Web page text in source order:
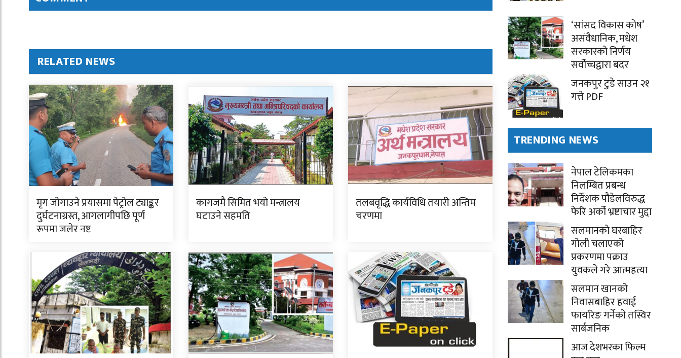
RELATED NEWS
मृग जोगाउने प्रयासमा पेट्रोल ट्याङ्कर
दुर्घटनाग्रस्त, आगलागीपछि पूर्ण
रूपमा जलेर नष्ट
कागजमै सिमित भयो मन्त्रालय
घटाउने सहमति
तलबवृद्धि कार्यविधि तयारी अन्तिम
चरणमा
‘सांसद विकास कोष’
असंवैधानिक, मधेश
सरकारको निर्णय
सर्वोच्चद्वारा बदर
जनकपुर टुडे साउन २१
गत्ते PDF
TRENDING NEWS
नेपाल टेलिकमका
निलम्बित प्रबन्ध
निर्देशक पौडेलविरुद्ध
फेरि अर्को भ्रष्टाचार मुद्दा
सलमानको घरबाहिर
गोली चलाएको
प्रकरणमा पक्राउ
युवकले गरे आत्महत्या
सलमान खानको
निवासबाहिर हवाई
फायरिङ गर्नेको तस्विर
सार्बजनिक
आज देशभरका फिल्म